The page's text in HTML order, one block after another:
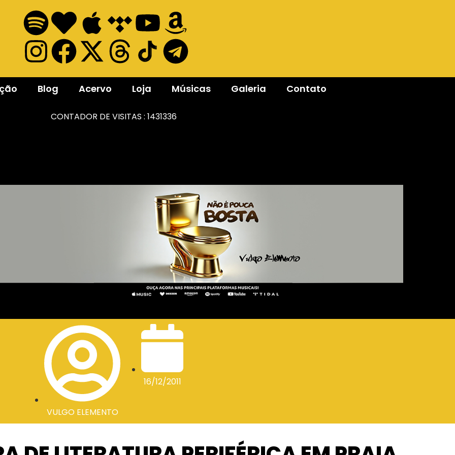
Blog Acervo Loja Músicas Galeria Contato
CONTADOR DE VISITAS : 1431336
VULGO ELEMENTO
16/12/2011